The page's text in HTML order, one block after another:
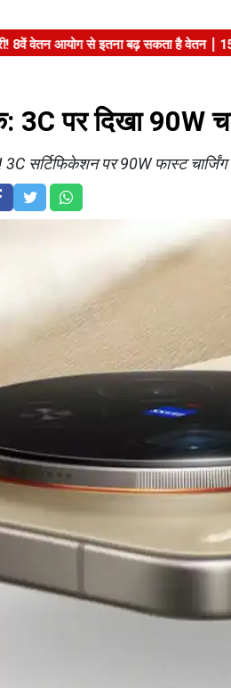
पर दिखा 90W
सर्टिफिकेशन पर 90W फास्ट